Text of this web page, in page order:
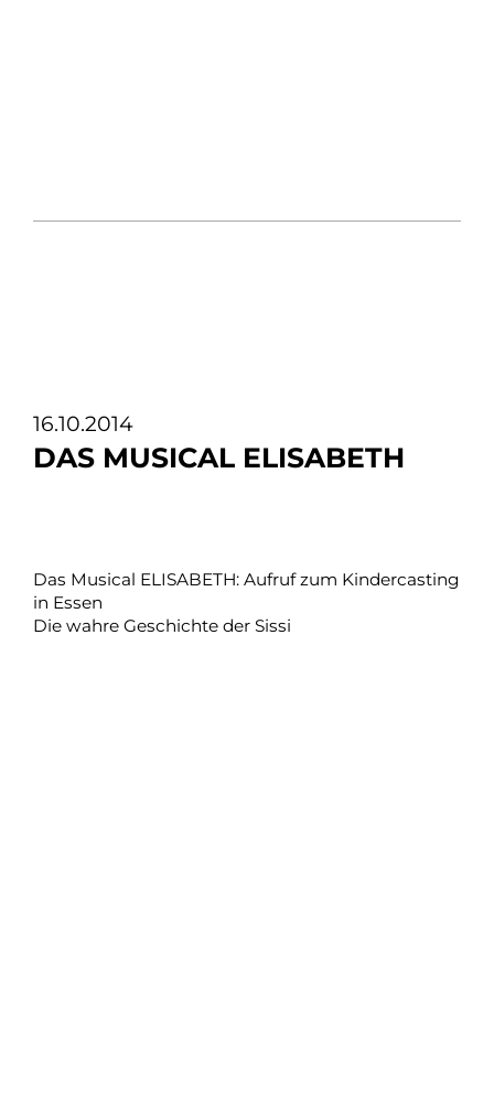
16.10.2014
DAS MUSICAL ELISABETH
Das Musical ELISABETH: Aufruf zum Kindercasting
in Essen
Die wahre Geschichte der Sissi